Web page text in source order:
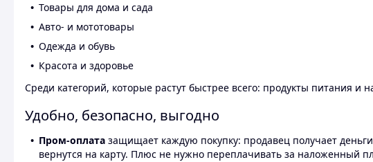
Товары для дома и сада
Авто- и мототовары
Одежда и обувь
Красота и здоровье
Среди категорий, которые растут быстрее всего: продукты питания
Удобно, безопасно, выгодно
Пром-оплата защищает каждую покупку: продавец получает
вернутся на карту. Плюс не нужно переплачивать за наложенный